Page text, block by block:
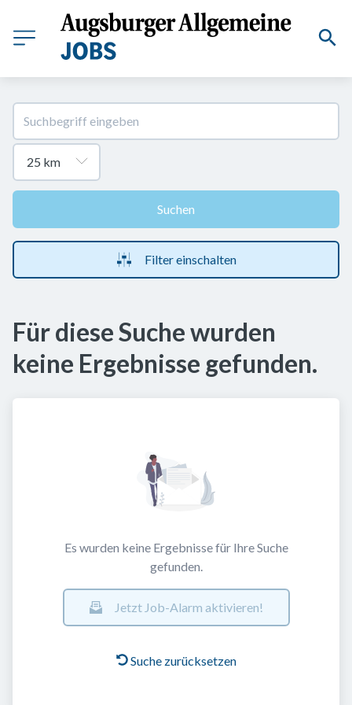
Suchen
Filter einschalten
Für diese Suche wurden
keine Ergebnisse gefunden.
Es wurden keine Ergebnisse für Ihre Suche
gefunden.
Jetzt Job-Alarm aktivieren!
Suche zurücksetzen